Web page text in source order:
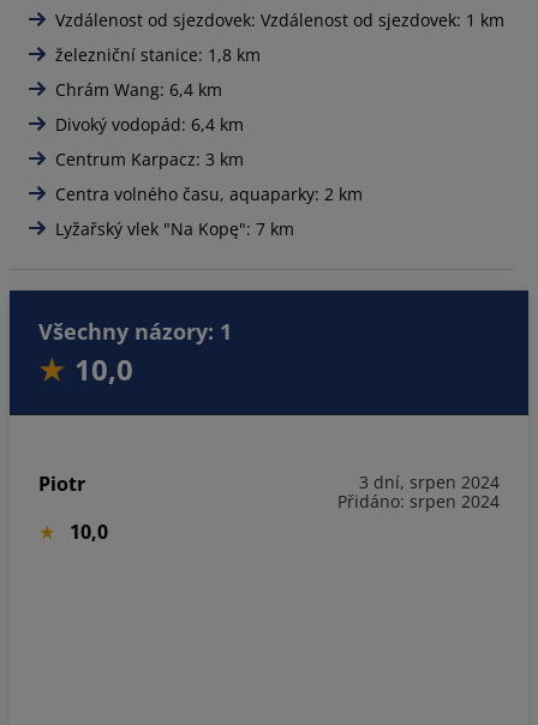
Vzdálenost od sjezdovek: Vzdálenost od sjezdovek: 1 km
železniční stanice: 1,8 km
Chrám Wang: 6,4 km
Divoký vodopád: 6,4 km
Centrum Karpacz: 3 km
Centra volného času, aquaparky: 2 km
Lyžařský vlek "Na Kopę": 7 km
Všechny názory: 1
10,0
Piotr
3 dní, srpen 2024
Přidáno: srpen 2024
10,0